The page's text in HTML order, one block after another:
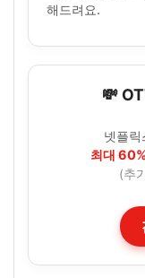
해드려요.
💸
넷플
최대
(추